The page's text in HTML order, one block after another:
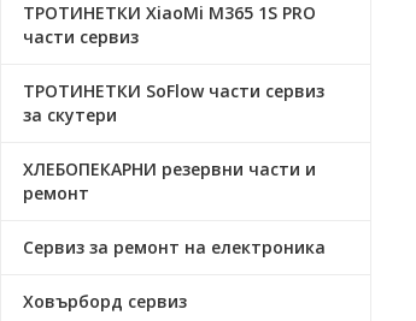
ТРОТИНЕТКИ XiaoMi M365 1S PRO
части сервиз
ТРОТИНЕТКИ SoFlow части сервиз
за скутери
ХЛЕБОПЕКАРНИ резервни части и
ремонт
Сервиз за ремонт на електроника
Ховърборд сервиз